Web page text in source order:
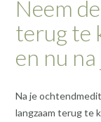
Neem
terug te
en nu
Na je
langzaam terug te